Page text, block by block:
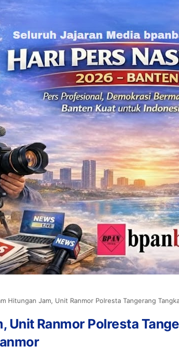
Hitungan Jam, Unit Ranmor Polresta Tangerang
Unit Ranmor Polresta